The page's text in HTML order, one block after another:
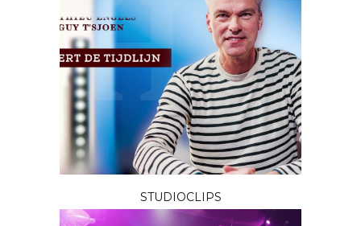
STUDIOCLIPS